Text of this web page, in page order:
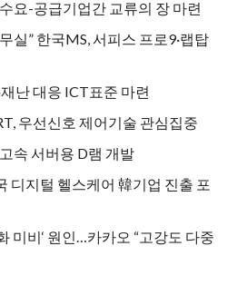
요-공급기업간 교류의 장 마련
실” 한국MS, 서피스 프로9·랩탑
난 대응 ICT표준 마련
우선신호 제어기술 관심집중
속 서버용 D램 개발
디지털 헬스케어 韓기업 진출 포
미비‘ 원인…카카오 “고강도 다중